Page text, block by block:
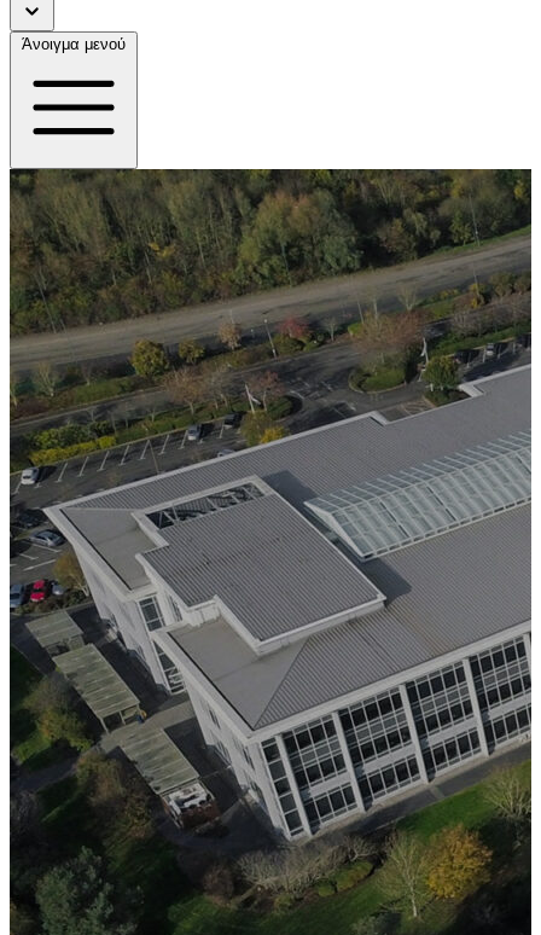
Άνοιγμα μενού